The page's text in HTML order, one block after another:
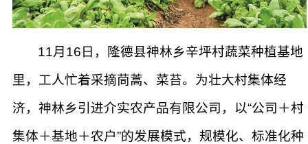
11月16日，隆德县神林乡辛坪村蔬菜种植基地
里，工人忙着采摘茼蒿、菜苔。为壮大村集体经
济，神林乡引进介实农产品有限公司，以“公司＋村
集体＋基地＋农户”的发展模式，规模化、标准化种